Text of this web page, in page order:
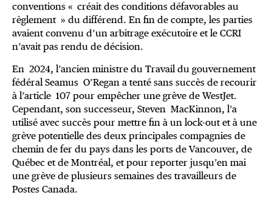
conventions « créait des conditions défavorables au
règlement » du différend. En fin de compte, les parties
avaient convenu d’un arbitrage exécutoire et le CCRI
n’avait pas rendu de décision.
En 2024, l’ancien ministre du Travail du gouvernement
fédéral Seamus O’Regan a tenté sans succès de recourir
à l’article 107 pour empêcher une grève de WestJet.
Cependant, son successeur, Steven MacKinnon, l’a
utilisé avec succès pour mettre fin à un lock-out et à une
grève potentielle des deux principales compagnies de
chemin de fer du pays dans les ports de Vancouver, de
Québec et de Montréal, et pour reporter jusqu’en mai
une grève de plusieurs semaines des travailleurs de
Postes Canada.